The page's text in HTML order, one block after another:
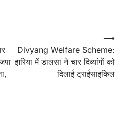
Divyang Welfare Scheme:
झरिया में डालसा ने चार दिव्यांगों को
दिलाई ट्राईसाइकिल
⟶